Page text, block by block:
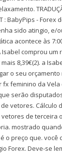
: BabyPips -
sido atingio, e/
acontece às
comprou um
8,39€(2). a
o seu
feminino da Vela
serão
vetores. Cálculo
de terceira
mostrado
o preço que. você
Forex. Deve-se